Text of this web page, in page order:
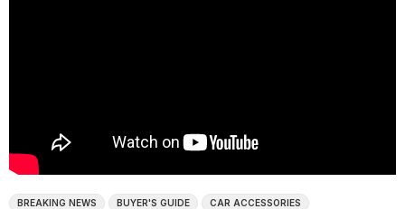
BREAKING NEWS BUYER'S GUIDE CAR ACCESSORIES